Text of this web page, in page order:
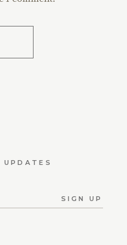
SIGN UP